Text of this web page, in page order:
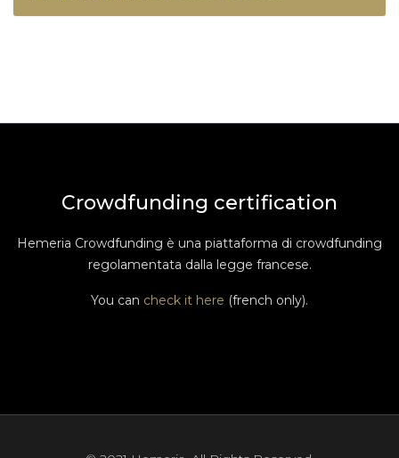
Crowdfunding certification
Hemeria Crowdfunding è una piattaforma di crowdfunding
regolamentata dalla legge francese.
You can check it here (french only).